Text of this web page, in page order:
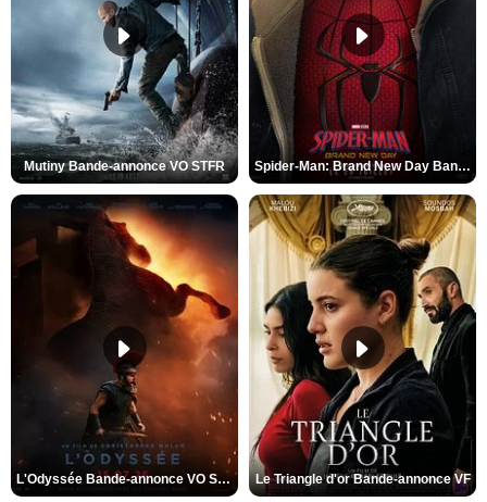
Mutiny Bande-annonce VO STFR Spider-Man: Brand New Day Bande-annonce VO STFR
L'Odyssée Bande-annonce VO STFR Le Triangle d'or Bande-annonce VF